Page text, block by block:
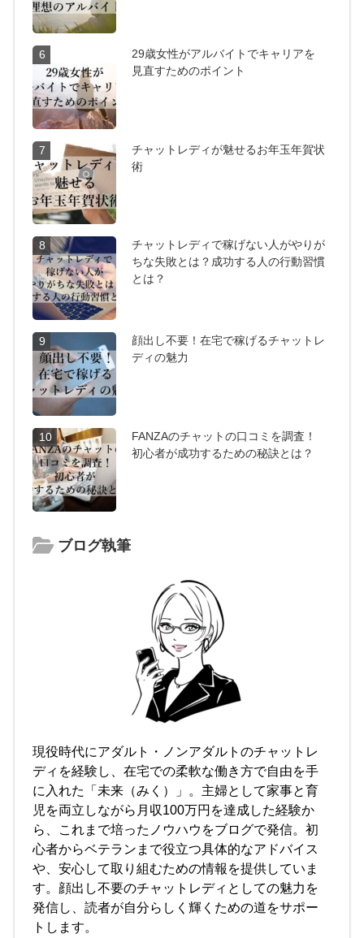
6
29歳女性がアルバイトでキャリアを
見直すためのポイント
7
チャットレディが魅せるお年玉年賀状
術
8
チャットレディで稼げない人がやりが
ちな失敗とは？成功する人の行動習慣
とは？
9
顔出し不要！在宅で稼げるチャットレ
ディの魅力
10
FANZAのチャットの口コミを調査！
初心者が成功するための秘訣とは？
ブログ執筆
現役時代にアダルト・ノンアダルトのチャットレ
ディを経験し、在宅での柔軟な働き方で自由を手
に入れた「未来（みく）」。主婦として家事と育
児を両立しながら月収100万円を達成した経験か
ら、これまで培ったノウハウをブログで発信。初
心者からベテランまで役立つ具体的なアドバイス
や、安心して取り組むための情報を提供していま
す。顔出し不要のチャットレディとしての魅力を
発信し、読者が自分らしく輝くための道をサポー
トします。